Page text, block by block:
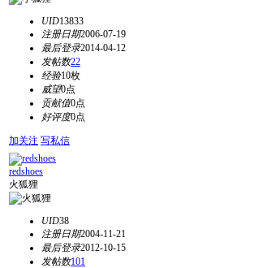
UID13833
注册日期2006-07-19
最后登录2014-04-12
发帖数22
经验10枚
威望0点
贡献值0点
好评度0点
加关注 写私信
redshoes
火狐狸
UID38
注册日期2004-11-21
最后登录2012-10-15
发帖数101